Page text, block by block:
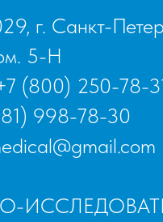
г. Санкт-
5-Н
(800) 250-78-
998-78-30